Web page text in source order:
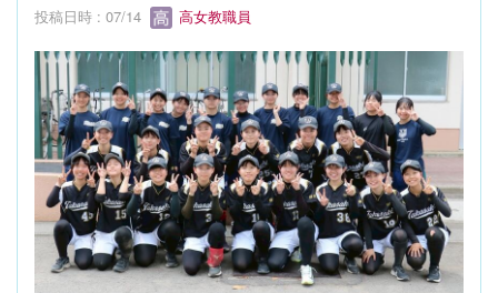
投稿日時 : 07/14 高女教職員